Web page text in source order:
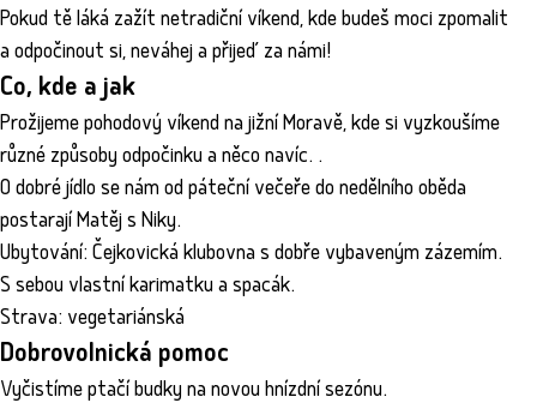
Pokud tě láká zažít netradiční víkend, kde budeš moci zpomalit
a odpočinout si, neváhej a přijeď za námi!
Co, kde a jak
Prožijeme pohodový víkend na jižní Moravě, kde si vyzkoušíme
různé způsoby odpočinku a něco navíc. .
O dobré jídlo se nám od páteční večeře do nedělního oběda
postarají Matěj s Niky.
Ubytování: Čejkovická klubovna s dobře vybaveným zázemím.
S sebou vlastní karimatku a spacák.
Strava: vegetariánská
Dobrovolnická pomoc
Vyčistíme ptačí budky na novou hnízdní sezónu.